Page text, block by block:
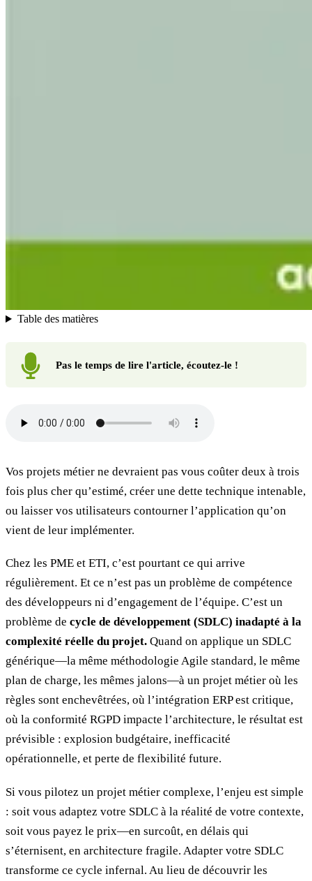
Table des matières
Pas le temps de lire l'article, écoutez-le !
Vos projets métier ne devraient pas vous coûter deux à trois
fois plus cher qu’estimé, créer une dette technique intenable,
ou laisser vos utilisateurs contourner l’application qu’on
vient de leur implémenter.
Chez les PME et ETI, c’est pourtant ce qui arrive
régulièrement. Et ce n’est pas un problème de compétence
des développeurs ni d’engagement de l’équipe. C’est un
problème de cycle de développement (SDLC) inadapté à la
complexité réelle du projet. Quand on applique un SDLC
générique—la même méthodologie Agile standard, le même
plan de charge, les mêmes jalons—à un projet métier où les
règles sont enchevêtrées, où l’intégration ERP est critique,
où la conformité RGPD impacte l’architecture, le résultat est
prévisible : explosion budgétaire, inefficacité
opérationnelle, et perte de flexibilité future.
Si vous pilotez un projet métier complexe, l’enjeu est simple
: soit vous adaptez votre SDLC à la réalité de votre contexte,
soit vous payez le prix—en surcoût, en délais qui
s’éternisent, en architecture fragile. Adapter votre SDLC
transforme ce cycle infernal. Au lieu de découvrir les